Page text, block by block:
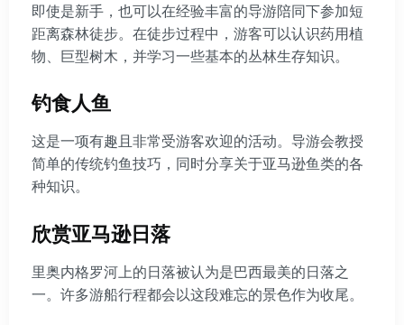
即使是新手，也可以在经验丰富的导游陪同下参加短
距离森林徒步。在徒步过程中，游客可以认识药用植
物、巨型树木，并学习一些基本的丛林生存知识。
钓食人鱼
这是一项有趣且非常受游客欢迎的活动。导游会教授
简单的传统钓鱼技巧，同时分享关于亚马逊鱼类的各
种知识。
欣赏亚马逊日落
里奥内格罗河上的日落被认为是巴西最美的日落之
一。许多游船行程都会以这段难忘的景色作为收尾。